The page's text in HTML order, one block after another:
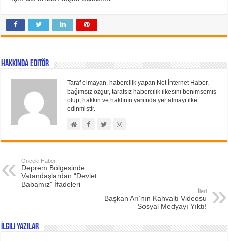
Hakkında Editör
Taraf olmayan, habercilik yapan Net İnternet Haber,
bağımsız özgür, tarafsız habercilik ilkesini benimsemiş
olup, hakkın ve haklının yanında yer almayı ilke
edinmiştir.
Önceki Haber
Deprem Bölgesinde
Vatandaşlardan “Devlet
Babamız” İfadeleri
İleri
Başkan Arı’nın Kahvaltı Videosu
Sosyal Medyayı Yıktı!
İlgili Yazılar